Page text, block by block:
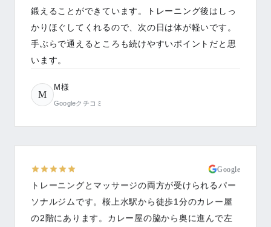
鍛えることができています。トレーニング後はしっ
かりほぐしてくれるので、次の日は体が軽いです。
手ぶらで通えるところも続けやすいポイントだと思
います。
M
M様
Googleクチコミ
トレーニングとマッサージの両方が受けられるパー
ソナルジムです。桜上水駅から徒歩1分のカレー屋
の2階にあります。カレー屋の脇から奥に進んで左
側に階段があるので、それを登って2階でインター